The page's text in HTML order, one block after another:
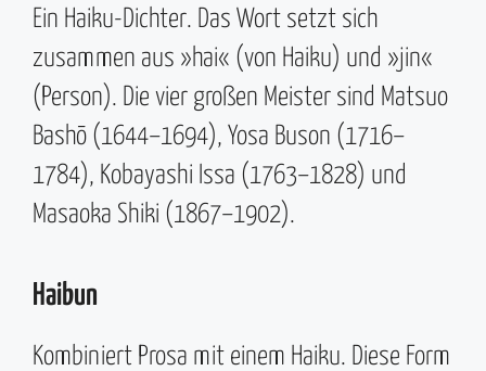
Ein Haiku-Dichter. Das Wort setzt sich
zusammen aus »hai« (von Haiku) und »jin«
(Person). Die vier großen Meister sind Matsuo
Bashō (1644–1694), Yosa Buson (1716–
1784), Kobayashi Issa (1763–1828) und
Masaoka Shiki (1867–1902).
Haibun
Kombiniert Prosa mit einem Haiku. Diese Form